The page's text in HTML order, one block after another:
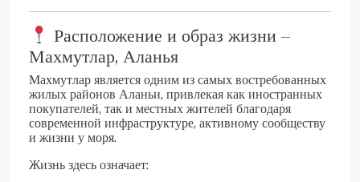
Расположение и образ жизни –
Махмутлар, Аланья
Махмутлар является одним из самых востребованных
жилых районов Аланьи, привлекая как иностранных
покупателей, так и местных жителей благодаря
современной инфраструктуре, активному сообществу
и жизни у моря.
Жизнь здесь означает: